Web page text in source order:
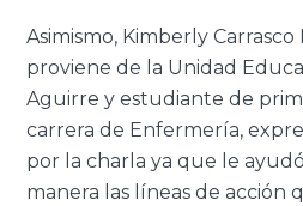
Asimismo, Kimberly
proviene de la Unidad
Aguirre y estudiante de
carrera de Enfermería,
por la charla ya que le
manera las líneas de acción